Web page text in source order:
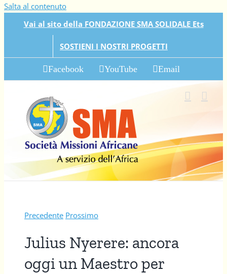
Salta al contenuto
Vai al sito della FONDAZIONE SMA SOLIDALE Ets
SOSTIENI I NOSTRI PROGETTI
Facebook YouTube Email
Precedente Prossimo
Julius Nyerere: ancora
oggi un Maestro per